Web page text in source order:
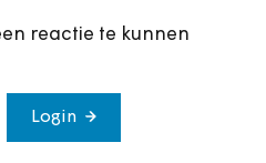
reactie te kunnen
Login